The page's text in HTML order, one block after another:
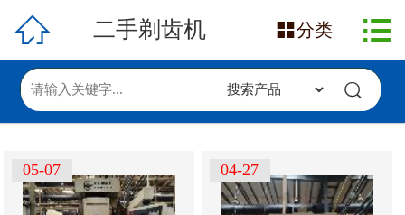
网站首页
在售产品
求购信息
发布供应
 二手剃齿机 分类 
05-07 04-27